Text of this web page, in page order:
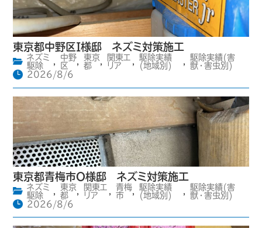
東京都中野区I様邸 ネズミ対策施工
ネズミ
駆除
,
中野
区
,
東京
都
,
関東エ
リア
,
駆除実績
(地域別)
,
駆除実績(害
獣・害虫別)
2026/8/6
東京都青梅市O様邸 ネズミ対策施工
ネズミ
駆除
東京
都
関東エ
リア
青梅
市
駆除実績
(地域別)
駆除実績(害
獣・害虫別)
2026/8/6